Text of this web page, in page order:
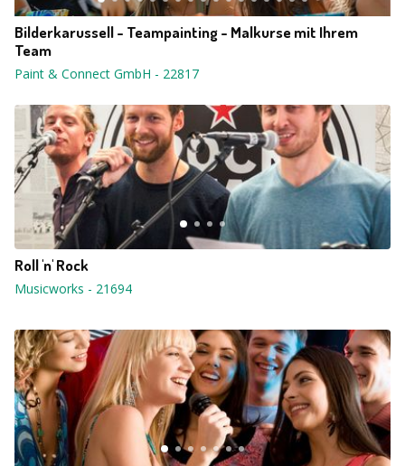
Bilderkarussell - Teampainting - Malkurse mit Ihrem
Team
Paint & Connect GmbH - 22817
Roll 'n' Rock
Musicworks - 21694